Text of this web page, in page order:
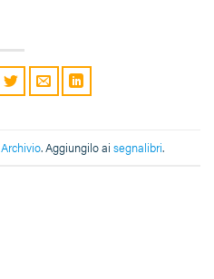
Archivio. Aggiungilo ai segnalibri.